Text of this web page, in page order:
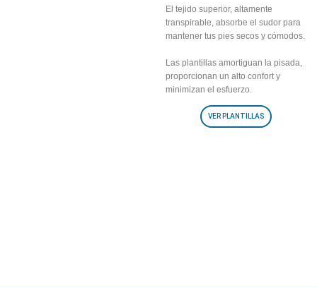
El tejido superior, altamente
transpirable, absorbe el sudor para
mantener tus pies secos y cómodos.
Las plantillas amortiguan la pisada,
proporcionan un alto confort y
minimizan el esfuerzo.
VER PLANTILLAS